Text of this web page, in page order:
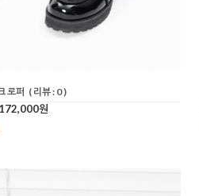
로퍼 ( 리뷰 : 0 )
172,000원